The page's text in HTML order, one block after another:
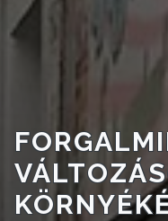
TÁJÉKOZTATÓK
ÁTLÁTHATÓSÁG
CÉGEK
ÉS
INTÉZMÉNYEK